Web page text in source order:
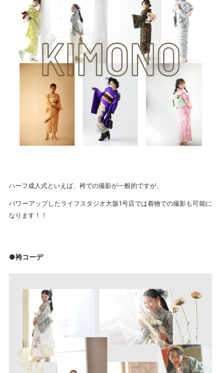
ハーフ成人式といえば、袴での撮影が一般的ですが、
パワーアップしたライフスタジオ大阪1号店では着物での撮影も可能に
なります！！
●袴コーデ